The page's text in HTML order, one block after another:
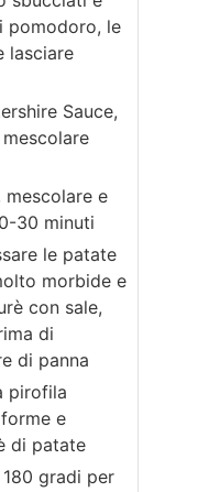
pomodoro, le
lasciare
Sauce,
e
30 minuti
le patate
morbide e
con sale,
di
di panna
pirofila
e
di patate
gradi per